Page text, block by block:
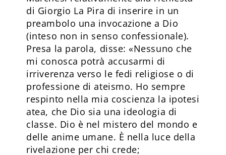
di Giorgio La Pira di inserire in un
preambolo una invocazione a Dio
(inteso non in senso confessionale).
Presa la parola, disse: «Nessuno che
mi conosca potrà accusarmi di
irriverenza verso le fedi religiose o di
professione di ateismo. Ho sempre
respinto nella mia coscienza la ipotesi
atea, che Dio sia una ideologia di
classe. Dio è nel mistero del mondo e
delle anime umane. È nella luce della
rivelazione per chi crede;